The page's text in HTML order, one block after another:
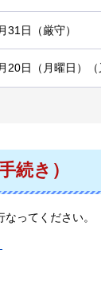
31日（厳守）
20日（月曜日）（
続き）
ってください。